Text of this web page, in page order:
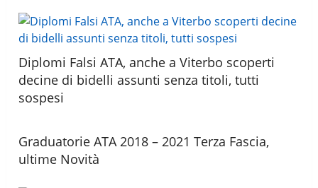
Diplomi Falsi ATA, anche a Viterbo scoperti
decine di bidelli assunti senza titoli, tutti
sospesi
Graduatorie ATA 2018 – 2021 Terza Fascia,
ultime Novità